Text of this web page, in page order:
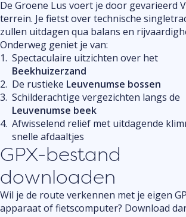
De Groene Lus voert je door gevarieerd
terrein. Je fietst over technische
zullen uitdagen qua balans en
Onderweg geniet je van:
Spectaculaire uitzichten over het
Beekhuizerzand
De rustieke Leuvenumse bossen
Schilderachtige vergezichten langs de
Leuvenumse beek
Afwisselend reliëf met uitdagende
snelle afdaaltjes
GPX-bestand
downloaden
Wil je de route verkennen met je eigen
apparaat of fietscomputer? Download